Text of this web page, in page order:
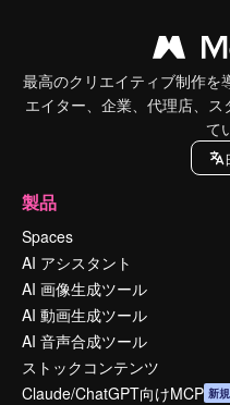
最高のクリエイティブ制作を
エイター、企業、代理店、
て
製品
Spaces
AI アシスタント
AI 画像生成ツール
AI 動画生成ツール
AI 音声合成ツール
ストックコンテンツ
Claude/ChatGPT向けMCP 新規